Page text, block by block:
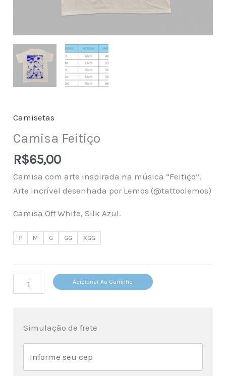
Camisetas
Camisa Feitiço
R$65,00
Camisa com arte inspirada na música “Feitiço”.
Arte incrível desenhada por Lemos (@tattoolemos)
Camisa Off White, Silk Azul.
P M G GG XGG
Camisa
Feitiço
Adicionar Ao Carrinho
Simulação de frete